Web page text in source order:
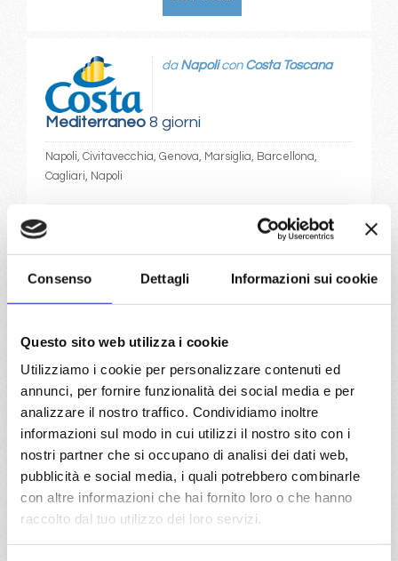
Consenso Dettagli Informazioni sui cookie
Questo sito web utilizza i cookie
Utilizziamo i cookie per personalizzare contenuti ed
annunci, per fornire funzionalità dei social media e per
analizzare il nostro traffico. Condividiamo inoltre
informazioni sul modo in cui utilizzi il nostro sito con i
nostri partner che si occupano di analisi dei dati web,
pubblicità e social media, i quali potrebbero combinarle
con altre informazioni che hai fornito loro o che hanno
raccolto dal tuo utilizzo dei loro servizi.
Mediterraneo8 giorni
da Napolicon Costa Toscana
Napoli, Civitavecchia, Genova, Marsiglia, Barcellona,
Cagliari, Napoli
14/10/2026
€ 929
21/10/2026
28/10/2026
a partire da
€ 849
Mediterraneo8 giorni
da SavonaconCosta Smeralda